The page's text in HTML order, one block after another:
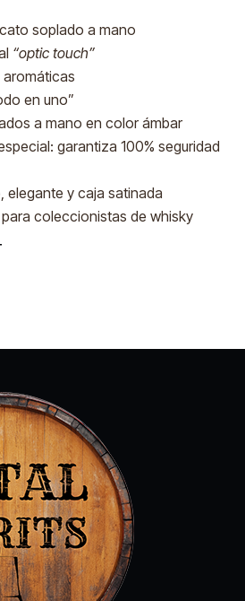
soplado a mano
“optic touch”
en uno”
a mano en color ámbar
garantiza 100% seguridad
elegante y caja satinada
coleccionistas de whisky